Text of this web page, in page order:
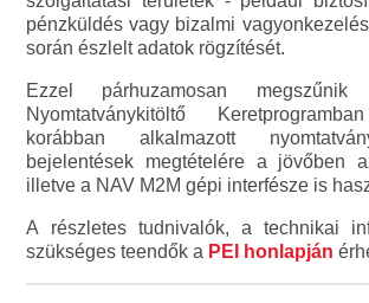
pénzküldés vagy bizalmi
során észlelt adatok rögzítését.
Ezzel párhuzamosan
Nyomtatványkitöltő
korábban alkalmazott
bejelentések megtételére a jövőben
illetve a NAV M2M gépi interfésze is
A részletes tudnivalók, a technikai
szükséges teendők a PEI honlapján